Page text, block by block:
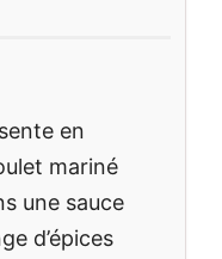
en
mariné
une sauce
d’épices